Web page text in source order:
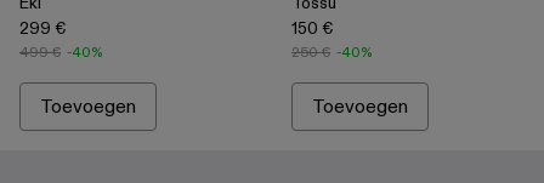
299 €
499 € -40%
Toevoegen
150 €
250 € -40%
Toevoegen